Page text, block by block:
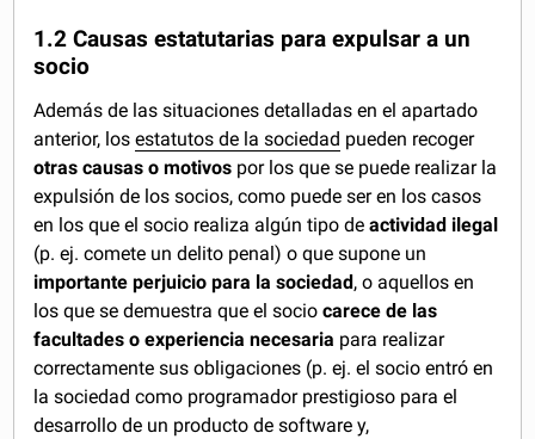
1.2 Causas estatutarias para expulsar a un
socio
Además de las situaciones detalladas en el apartado
anterior, losestatutos de la sociedad pueden recoger
otras causas o motivos por los que se puede realizar la
expulsión de los socios, como puede ser en los casos
en los que el socio realiza algún tipo deactividad ilegal
(p. ej. comete un delito penal) o que supone un
importante perjuicio para la sociedad , o aquellos en
los que se demuestra que el socio carece de las
facultades o experiencia necesaria para realizar
correctamente sus obligaciones (p. ej. el socio entró en
la sociedad como programador prestigioso para el
desarrollo de un producto de software y,